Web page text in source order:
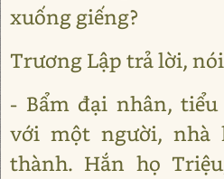
xuống giếng?
Trương Lập trả lời,
- Bẩm đại nhân,
với một người, nhà
thành. Hắn họ